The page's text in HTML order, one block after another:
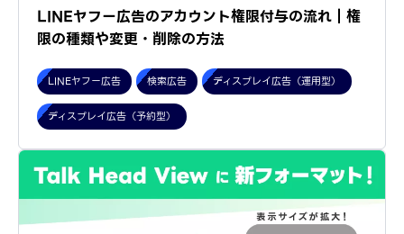
LINEヤフー広告のアカウント権限付与の流れ｜権
限の種類や変更・削除の方法
LINEヤフー広告 検索広告 ディスプレイ広告（運用型）
ディスプレイ広告（予約型）